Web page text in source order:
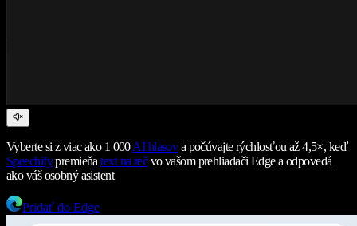
Vyberte si z viac ako 1 000AI hlasova počúvajte rýchlosťou až 4,5×, keď
Speechifypremieňatext na rečvo vašom prehliadači Edge a odpovedá
ako váš osobný asistent
Pridať do Edge